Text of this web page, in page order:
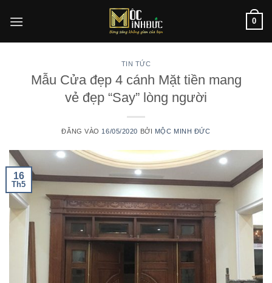
qua
0
TIN TỨC
Mẫu Cửa đẹp 4 cánh Mặt tiền mang
vẻ đẹp “Say” lòng người
ĐĂNG VÀO 16/05/2020 BỞI MỘC MINH ĐỨC
16
Th5